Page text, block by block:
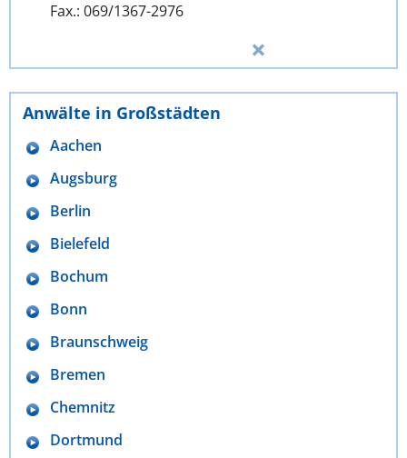
Fax.: 069/1367-2976
Anwälte in Großstädten
Aachen
Augsburg
Berlin
Bielefeld
Bochum
Bonn
Braunschweig
Bremen
Chemnitz
Dortmund